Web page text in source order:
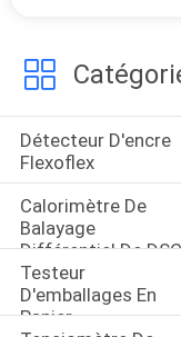
POLICY
Détecteur D'encre
Flexoflex
Calorimètre De
Balayage
Différentiel De DSC
Testeur
D'emballages En
Papier